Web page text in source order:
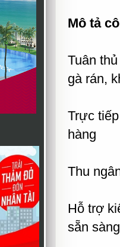
Mô tả
Tuân
gà rán,
Trực
hàng
Thu
Hỗ trợ
sẵn